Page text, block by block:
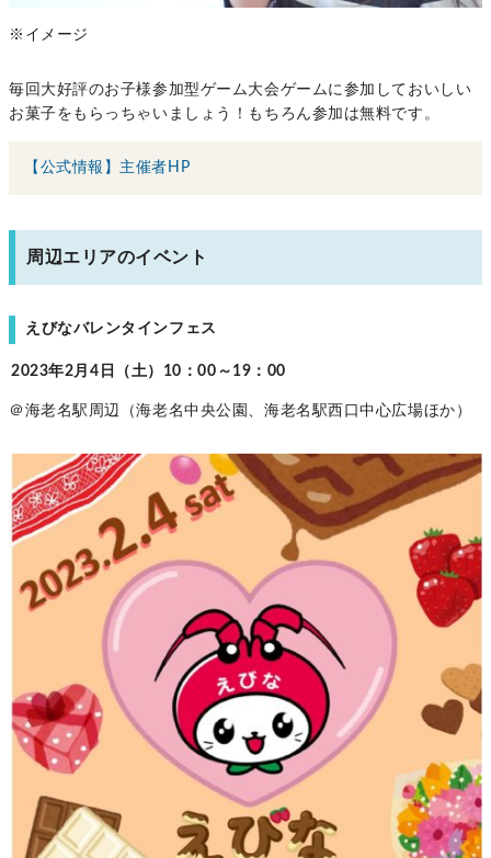
※イメージ
毎回大好評のお子様参加型ゲーム大会ゲームに参加しておいしい
お菓子をもらっちゃいましょう！もちろん参加は無料です。
【公式情報】主催者HP
周辺エリアのイベント
えびなバレンタインフェス
2023年2月4日（土）10：00～19：00
＠海老名駅周辺（海老名中央公園、海老名駅西口中心広場ほか）